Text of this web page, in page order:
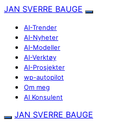
JAN SVERRE BAUGE
AI-Trender
AI-Nyheter
AI-Modeller
AI-Verktøy
AI-Prosjekter
wp-autopilot
Om meg
AI Konsulent
JAN SVERRE BAUGE